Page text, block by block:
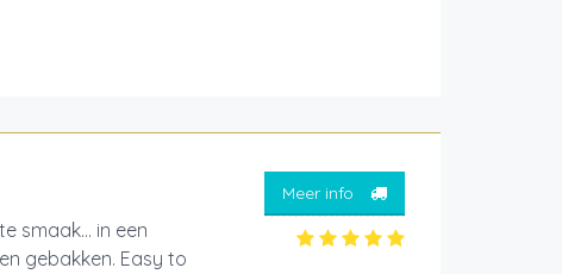
smaak... in een
gebakken. Easy to
Meer info